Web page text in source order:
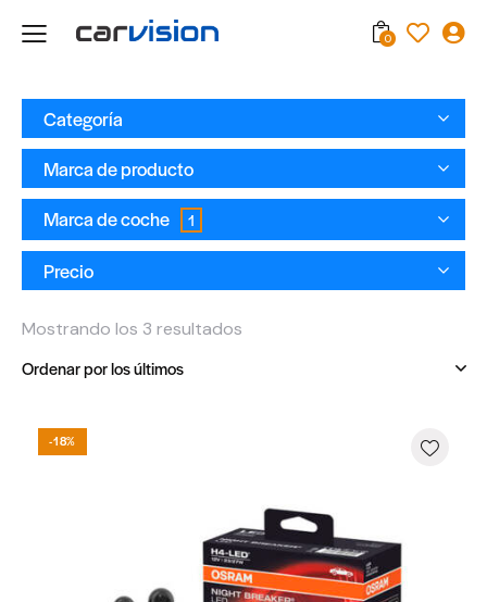
0
Categoría
Marca de producto
Marca de coche
1
Precio
Mostrando los 3 resultados
-18%